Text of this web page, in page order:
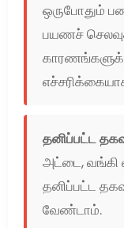
ஒருபோதும்
பயணச்
தனிப்பட்ட
அட்டை, வங்கி
தனிப்பட்ட
வேண்டாம்.